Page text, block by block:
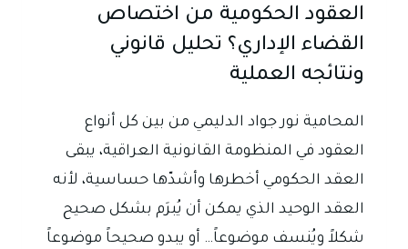
العقود الحكومية من اختصاص
القضاء الإداري؟ تحليل قانوني
ونتائجه العملية
المحامية نور جواد الدليمي من بين كل أنواع
العقود في المنظومة القانونية العراقية، يبقى
العقد الحكومي أخطرها وأشدّها حساسية، لأنه
العقد الوحيد الذي يمكن أن يُبرَم بشكل صحيح
شكلاً ويُنسف موضوعاً… أو يبدو صحيحاً موضوعاً